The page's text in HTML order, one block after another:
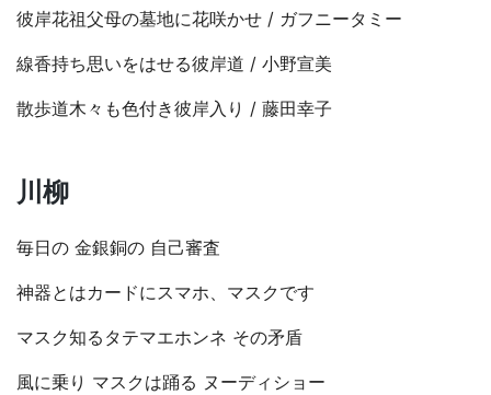
彼岸花祖父母の墓地に花咲かせ / ガフニータミー
線香持ち思いをはせる彼岸道 / 小野宣美
散歩道木々も色付き彼岸入り / 藤田幸子
川柳
毎日の 金銀銅の 自己審査
神器とはカードにスマホ、マスクです
マスク知るタテマエホンネ その矛盾
風に乗り マスクは踊る ヌーディショー